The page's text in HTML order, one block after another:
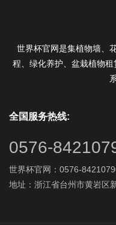
世界杯官网是集植物墙、
程、绿化养护、盆栽植物
全国服务热线:
0576-
世界杯官网：0576-
地址：浙江省台州市黄岩区